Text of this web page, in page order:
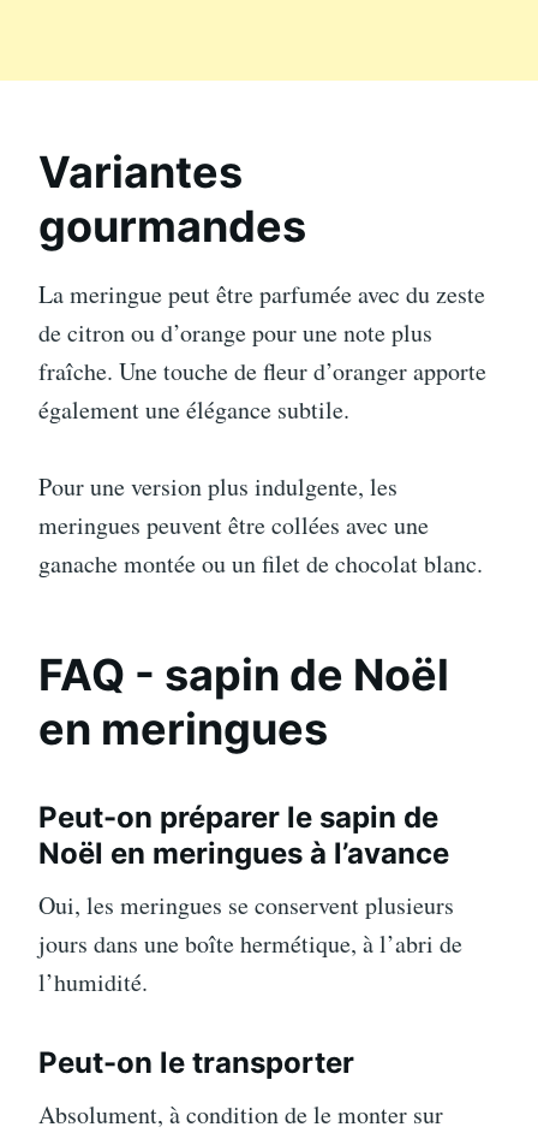
Variantes
gourmandes
La meringue peut être parfumée avec du zeste
de citron ou d’orange pour une note plus
fraîche. Une touche de fleur d’oranger apporte
également une élégance subtile.
Pour une version plus indulgente, les
meringues peuvent être collées avec une
ganache montée ou un filet de chocolat blanc.
FAQ - sapin de Noël
en meringues
Peut-on préparer le sapin de
Noël en meringues à l’avance
Oui, les meringues se conservent plusieurs
jours dans une boîte hermétique, à l’abri de
l’humidité.
Peut-on le transporter
Absolument, à condition de le monter sur